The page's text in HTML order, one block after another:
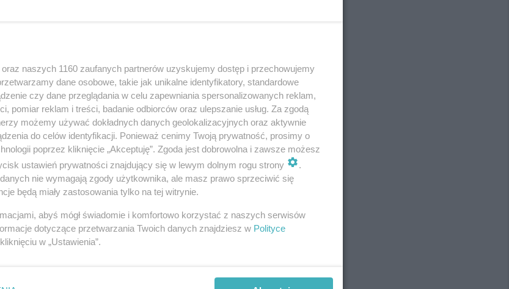
REKLAMA
naszych 1160 zaufanych partnerów uzyskujemy dostęp i przechowujemy
dane osobowe, takie jak unikalne identyfikatory, standardowe
czy dane przeglądania w celu zapewniania spersonalizowanych reklam,
pomiar reklam i treści, badanie odbiorców oraz ulepszanie usług. Za zgodą
możemy używać dokładnych danych geolokalizacyjnych oraz aktywnie
do celów identyfikacji. Ponieważ cenimy Twoją prywatność, prosimy o
poprzez kliknięcie „Akceptuję”. Zgoda jest dobrowolna i zawsze możesz
ustawień prywatności znajdujący się w lewym dolnym rogu strony
.
nie wymagają zgody użytkownika, ale masz prawo sprzeciwić się
będą miały zastosowania tylko na tej witrynie.
abyś mógł świadomie i komfortowo korzystać z naszych serwisów
dotyczące przetwarzania Twoich danych znajdziesz w Polityce
w „Ustawienia”.